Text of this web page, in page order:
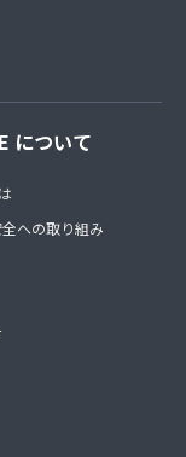
について
への取り組み